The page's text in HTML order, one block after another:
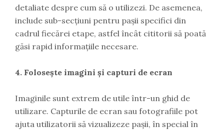
detaliate despre cum să o utilizezi. De asemenea,
include sub-secțiuni pentru pașii specifici din
cadrul fiecărei etape, astfel încât cititorii să poată
găsi rapid informațiile necesare.
4. Folosește imagini și capturi de ecran
Imaginile sunt extrem de utile într-un ghid de
utilizare. Capturile de ecran sau fotografiile pot
ajuta utilizatorii să vizualizeze pașii, în special în